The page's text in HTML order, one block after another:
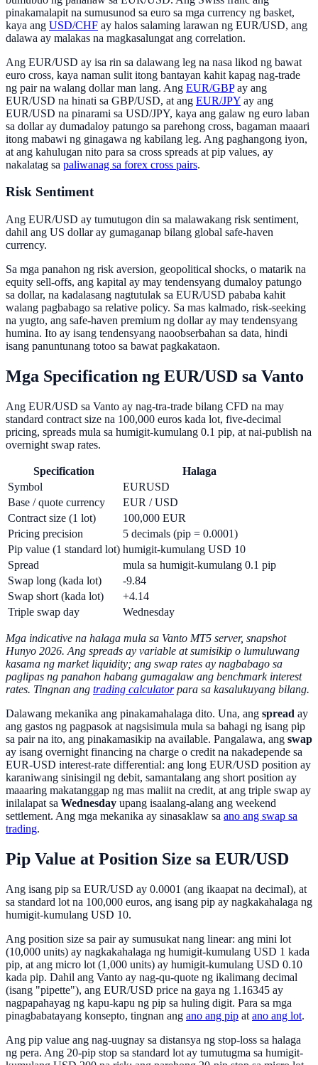
pinakamalapit na sumusunod sa euro sa mga currency ng basket,
kaya ang USD/CHF ay halos salaming larawan ng EUR/USD, ang
dalawa ay malakas na magkasalungat ang correlation.
Ang EUR/USD ay isa rin sa dalawang leg na nasa likod ng bawat
euro cross, kaya naman sulit itong bantayan kahit kapag nag-trade
ng pair na walang dollar man lang. Ang EUR/GBPay ang
EUR/USD na hinati sa GBP/USD, at ang EUR/JPY ay ang
EUR/USD na pinarami sa USD/JPY, kaya ang galaw ng euro laban
sa dollar ay dumadaloy patungo sa parehong cross, bagaman maaari
itong mabawi ng ginagawa ng kabilang leg. Ang paghangong iyon,
at ang kahulugan nito para sa cross spreads at pip values, ay
nakalatag sa paliwanag sa forex cross pairs.
Risk Sentiment
Ang EUR/USD ay tumutugon din sa malawakang risk sentiment,
dahil ang US dollar ay gumaganap bilang global safe-haven
currency.
Sa mga panahon ng risk aversion, geopolitical shocks, o matarik na
equity sell-offs, ang kapital ay may tendensyang dumaloy patungo
sa dollar, na kadalasang nagtutulak sa EUR/USD pababa kahit
walang pagbabago sa relative policy. Sa mas kalmado, risk-seeking
na yugto, ang safe-haven premium ng dollar ay may tendensyang
humina. Ito ay isang tendensyang naoobserbahan sa data, hindi
isang panuntunang totoo sa bawat pagkakataon.
Mga Specification ng EUR/USD sa Vanto
Ang EUR/USD sa Vanto ay nag-tra-trade bilang CFD na may
standard contract size na 100,000 euros kada lot, five-decimal
pricing, spreads mula sa humigit-kumulang 0.1 pip, at nai-publish na
overnight swap rates.
Specification
Halaga
Symbol
EURUSD
Base / quote currency
EUR / USD
Contract size (1 lot)
100,000 EUR
Pricing precision
5 decimals (pip = 0.0001)
Pip value (1 standard lot) humigit-kumulang USD 10
Spread
mula sa humigit-kumulang 0.1 pip
Swap long (kada lot)
-9.84
Swap short (kada lot)
+4.14
Triple swap day
Wednesday
Mga indicative na halaga mula sa Vanto MT5 server, snapshot
Hunyo 2026. Ang spreads ay variable at sumisikip o lumuluwang
kasama ng market liquidity; ang swap rates ay nagbabago sa
paglipas ng panahon habang gumagalaw ang benchmark interest
rates. Tingnan ang trading calculatorpara sa kasalukuyang bilang.
Dalawang mekanika ang pinakamahalaga dito. Una, ang spread ay
ang gastos ng pagpasok at nagsisimula mula sa bahagi ng isang pip
sa pair na ito, ang pinakamasikip na available. Pangalawa, ang swap
ay isang overnight financing na charge o credit na nakadepende sa
EUR-USD interest-rate differential: ang long EUR/USD position ay
karaniwang sinisingil ng debit, samantalang ang short position ay
maaaring makatanggap ng mas maliit na credit, at ang triple swap ay
inilalapat sa Wednesday upang isaalang-alang ang weekend
settlement. Ang mga mekanika ay sinasaklaw sa ano ang swap sa
trading.
Pip Value at Position Size sa EUR/USD
Ang isang pip sa EUR/USD ay 0.0001 (ang ikaapat na decimal), at
sa standard lot na 100,000 euros, ang isang pip ay nagkakahalaga ng
humigit-kumulang USD 10.
Ang position size sa pair ay sumusukat nang linear: ang mini lot
(10,000 units) ay nagkakahalaga ng humigit-kumulang USD 1 kada
pip, at ang micro lot (1,000 units) ay humigit-kumulang USD 0.10
kada pip. Dahil ang Vanto ay nag-qu-quote ng ikalimang decimal
(isang "pipette"), ang EUR/USD price na gaya ng 1.16345 ay
nagpapahayag ng kapu-kapu ng pip sa huling digit. Para sa mga
pinagbabatayang konsepto, tingnan ang ano ang pip at ano ang lot.
Ang pip value ang nag-uugnay sa distansya ng stop-loss sa halaga
ng pera. Ang 20-pip stop sa standard lot ay tumutugma sa humigit-